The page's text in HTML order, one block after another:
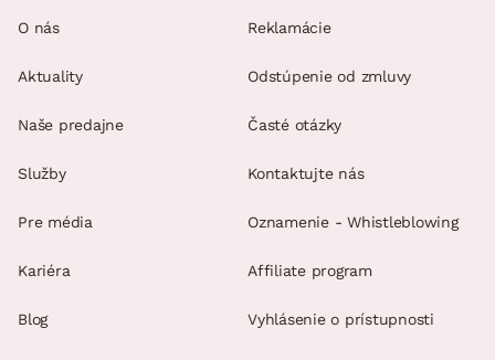
O nás
Aktuality
Naše predajne
Služby
Pre média
Kariéra
Blog
Reklamácie
Odstúpenie od zmluvy
Časté otázky
Kontaktujte nás
Oznamenie - Whistleblowing
Affiliate program
Vyhlásenie o prístupnosti